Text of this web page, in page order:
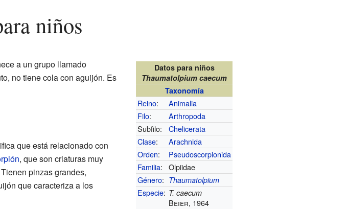
niños
Datos para niños
Thaumatolpium caecum
Taxonomía
Reino:
Animalia
Filo:
Arthropoda
Subfilo:
Chelicerata
Clase:
Arachnida
Orden:
Pseudoscorpionida
Familia:
Olpiidae
Género: Thaumatolpium
Especie: T. caecum
Beier, 1964
a un grupo llamado
no tiene cola con aguijón. Es
que está relacionado con
, que son criaturas muy
pinzas grandes,
que caracteriza a los